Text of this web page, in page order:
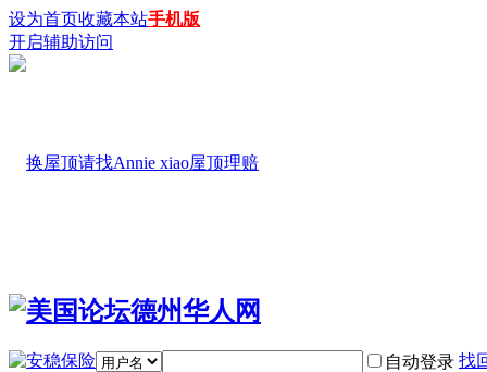
设为首页收藏本站手机版
开启辅助访问
自动登录 找